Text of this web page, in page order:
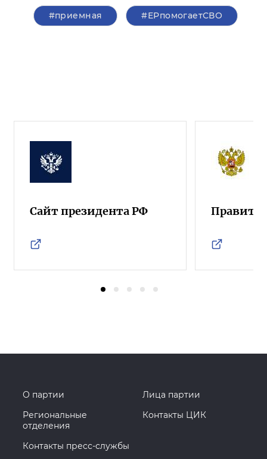
#приемная #ЕРпомогаетСВО
Сайт президента РФ
О партии
Лица партии
Региональные
отделения
Контакты ЦИК
Контакты пресс-службы